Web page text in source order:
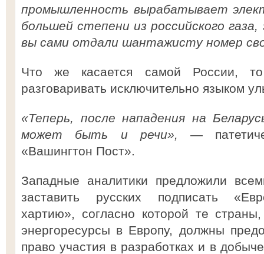
промышленность вырабатывает
большей степени из российского
вы сами отдали шантажисту номер
Что же касается самой России,
разговаривать исключительно языком
«Теперь, после нападения на
может быть и речи», —
«Вашингтон Пост».
Западные аналитики предложили
заставить русских подписать
хартию», согласно которой те
энергоресурсы в Европу, должны
право участия в разработках и в